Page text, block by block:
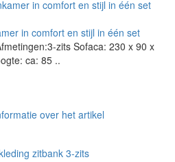
in comfort en stijl in één set
zits Sofaca: 230 x 90 x
ca: 85 ..
over het artikel